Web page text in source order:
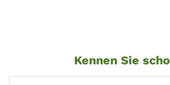
Kennen Sie